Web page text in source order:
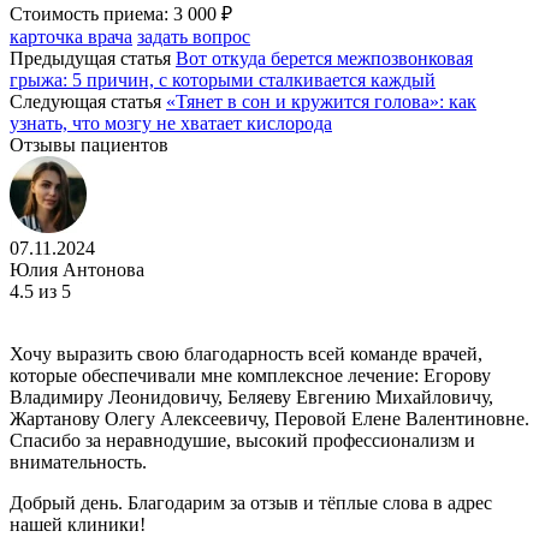
Стоимость приема: 3 000 ₽
карточка врача задать вопрос
Предыдущая статья Вот откуда берется межпозвонковая
грыжа: 5 причин, с которыми сталкивается каждый
Следующая статья «Тянет в сон и кружится голова»: как
узнать, что мозгу не хватает кислорода
Отзывы пациентов
07.11.2024
Юлия Антонова
4.5 из 5
Хочу выразить свою благодарность всей команде врачей,
которые обеспечивали мне комплексное лечение: Егорову
Владимиру Леонидовичу, Беляеву Евгению Михайловичу,
Жартанову Олегу Алексеевичу, Перовой Елене Валентиновне.
Спасибо за неравнодушие, высокий профессионализм и
внимательность.
Добрый день. Благодарим за отзыв и тёплые слова в адрес
нашей клиники!